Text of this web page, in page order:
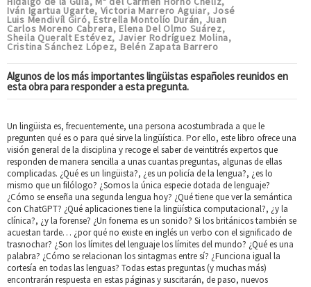
Iván Igartua Ugarte, Victoria Marrero Aguiar, José
Luis Mendivíl Giró, Estrella Montolío Durán, Juan
Carlos Moreno Cabrera, Elena Del Olmo Suárez,
Sheila Queralt Estévez, Javier Rodríguez Molina,
Cristina Sánchez López, Belén Zapata Barrero
Algunos de los más importantes lingüistas españoles reunidos en
esta obra para responder a esta pregunta.
Un lingüista es, frecuentemente, una persona acostumbrada a que le
pregunten qué es o para qué sirve la lingüística. Por ello, este libro ofrece una
visión general de la disciplina y recoge el saber de veintitrés expertos que
responden de manera sencilla a unas cuantas preguntas, algunas de ellas
complicadas. ¿Qué es un lingüista?, ¿es un policía de la lengua?, ¿es lo
mismo que un filólogo? ¿Somos la única especie dotada de lenguaje?
¿Cómo se enseña una segunda lengua hoy? ¿Qué tiene que ver la semántica
con ChatGPT? ¿Qué aplicaciones tiene la lingüística computacional?, ¿y la
clínica?, ¿y la forense? ¿Un fonema es un sonido? Si los británicos también se
acuestan tarde… ¿por qué no existe en inglés un verbo con el significado de
trasnochar? ¿Son los límites del lenguaje los límites del mundo? ¿Qué es una
palabra? ¿Cómo se relacionan los sintagmas entre sí? ¿Funciona igual la
cortesía en todas las lenguas? Todas estas preguntas (y muchas más)
encontrarán respuesta en estas páginas y suscitarán, de paso, nuevos